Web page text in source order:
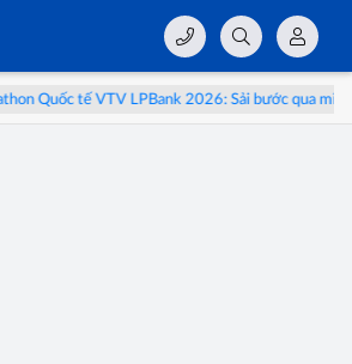
Quốc tế VTV LPBank 2026: Sải bước qua miền di